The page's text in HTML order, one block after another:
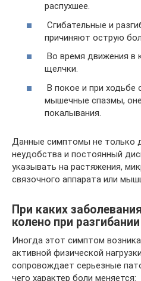
распухшее.
Сгибательные и
причиняют острую
Во время движения в
щелчки.
В покое и при
мышечные спазмы,
покалывания.
Данные симптомы не только
неудобства и постоянный
указывать на растяжения,
связочного аппарата или
При каких
колено при разгибании
Иногда этот симптом
активной физической
сопровождает серьезные
чего характер боли меняется: